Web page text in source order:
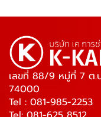
เลขที่ 88/9 หมู่ที่ 7 ต.บ
74000
Tel : 081-985-2253